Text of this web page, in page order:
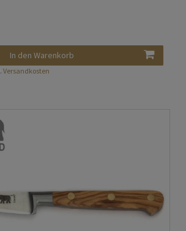
In den Warenkorb
Versandkosten